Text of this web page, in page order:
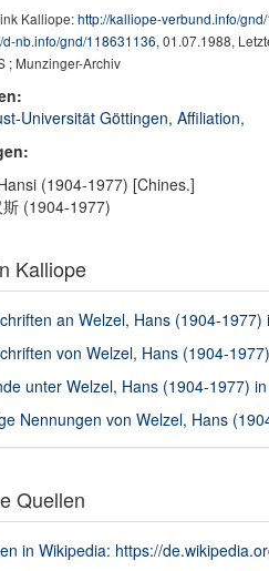
Kalliope:http://kalliope-verbund.info/
d-nb.info/gnd/118631136, 01.07.1988,
; Munzinger-Archiv
Universität Göttingen, Affiliation,
(1904-1977) [Chines.]
(1904-1977)
Kalliope
an Welzel, Hans (1904-1977)
von Welzel, Hans (1904-
unter Welzel, Hans (1904-1977)
Nennungen von Welzel, Hans
Quellen
in Wikipedia: https://